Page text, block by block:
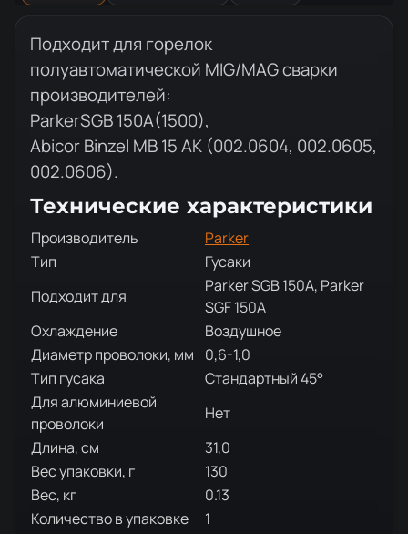
Описание товара
Подходит для горелок
полуавтоматической MIG/MAG сварки
производителей:
ParkerSGB 150А(1500),
Abicor Binzel MB 15 AK (002.0604, 002.0605,
002.0606).
Технические характеристики
Производитель
Parker
Тип
Гусаки
Подходит для
Parker SGB 150A, Parker
SGF 150A
Охлаждение
Воздушное
Диаметр проволоки, мм
0,6-1,0
Тип гусака
Стандартный 45°
Для алюминиевой
проволоки
Нет
Длина, см
31,0
Вес упаковки, г
130
Вес, кг
0.13
Количество в упаковке
1